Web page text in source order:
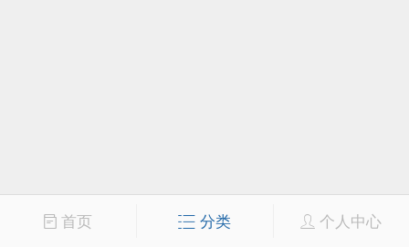
首页 分类 个人中心